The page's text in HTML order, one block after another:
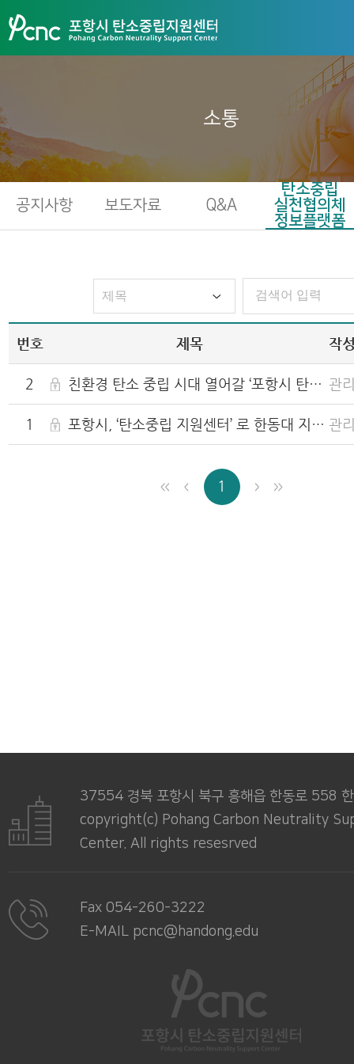
소통
공지사항 보도자료 Q&A
탄소중립
실천협의체
정보플랫폼
번호 제목 작
2 친환경 탄소 중립 시대 열어갈 ‘포항시 탄소 중립 지원센터’ 개소 관
1 포항시, ‘탄소중립 지원센터’ 로 한동대 지정 관
1
37554 경북 포항시 북구 흥해읍 한동로 558
copyright(c) Pohang Carbon Neutrality
Center. All rights resesrved
Fax 054-260-3222
E-MAIL pcnc@handong.edu